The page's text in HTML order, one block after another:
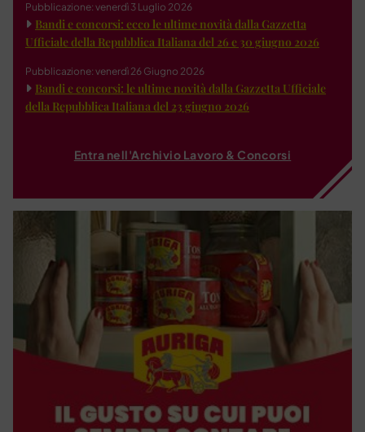
Pubblicazione: venerdì 3 Luglio 2026
Bandi e concorsi: ecco le ultime novità dalla Gazzetta
Ufficiale della Repubblica Italiana del 26 e 30 giugno 2026
Pubblicazione: venerdì 26 Giugno 2026
Bandi e concorsi: le ultime novità dalla Gazzetta Ufficiale
della Repubblica Italiana del 23 giugno 2026
Entra nell'Archivio Lavoro & Concorsi